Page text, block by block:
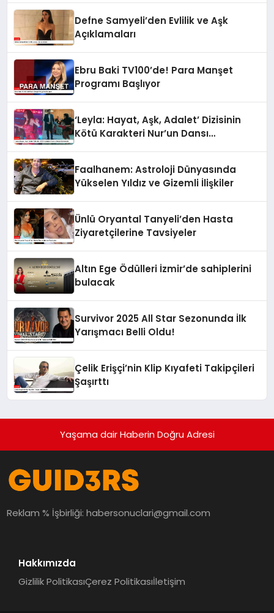
Defne Samyeli’den Evlilik ve Aşk
Açıklamaları
Ebru Baki TV100’de! Para Manşet
Programı Başlıyor
‘Leyla: Hayat, Aşk, Adalet’ Dizisinin
Kötü Karakteri Nur’un Dansı
Faalhanem: Astroloji Dünyasında
Yükselen Yıldız ve Gizemli İlişkiler
Ünlü Oryantal Tanyeli’den Hasta
Ziyaretçilerine Tavsiyeler
Altın Ege Ödülleri İzmir’de sahiplerini
bulacak
Survivor 2025 All Star Sezonunda İlk
Yarışmacı Belli Oldu!
Çelik Erişçi’nin Klip Kıyafeti Takipçileri
Şaşırttı
Yaşama dair Haberin Doğru Adresi
Reklam % İşbirliği:habersonuclari@gmail.com
Hakkımızda
Gizlilik PolitikasıÇerez Politikasıİletişim